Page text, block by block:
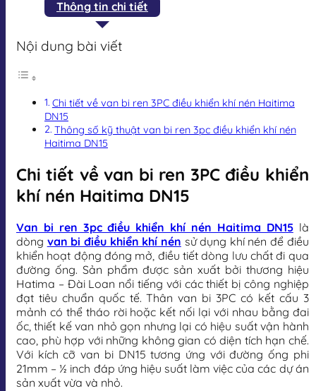
Thông tin chi tiết
Nội dung bài viết
Chi tiết về van bi ren 3PC điều khiển khí nén Haitima
DN15
Thông số kỹ thuật van bi ren 3pc điều khiển khí nén
Haitima DN15
Chi tiết về van bi ren 3PC điều khiển
khí nén Haitima DN15
Van bi ren 3pc điều khiển khí nén Haitima DN15là
dòng van bi điều khiển khí nén sử dụng khí nén để điều
khiển hoạt động đóng mở, điều tiết dòng lưu chất đi qua
đường ống. Sản phẩm được sản xuất bởi thương hiệu
Hatima – Đài Loan nổi tiếng với các thiết bị công nghiệp
đạt tiêu chuẩn quốc tế. Thân van bi 3PC có kết cấu 3
mảnh có thể tháo rời hoặc kết nối lại với nhau bằng đai
ốc, thiết kế van nhỏ gọn nhưng lại có hiệu suất vận hành
cao, phù hợp với những không gian có diện tích hạn chế.
Với kích cỡ van bi DN15 tương ứng với đường ống phi
21mm – ½ inch đáp ứng hiệu suất làm việc của các dự án
sản xuất vừa và nhỏ.